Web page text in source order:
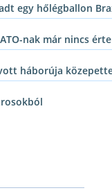
egy hőlégballon
nak már nincs
háborúja